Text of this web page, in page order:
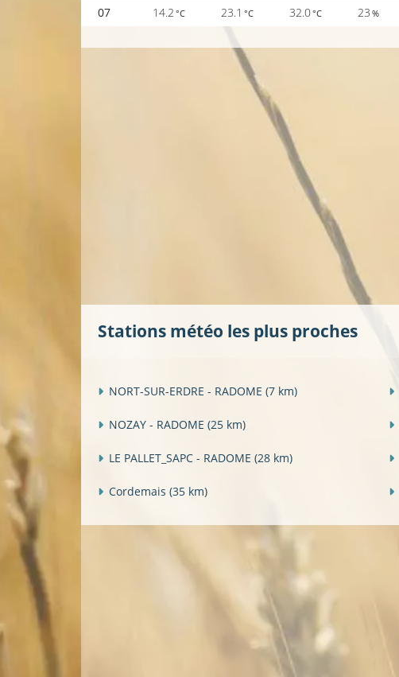
07 14.2 °C 23.1 °C 32.0°C 23 %
Stations météo les plus proches
NORT-SUR-ERDRE - RADOME (7 km)
NOZAY - RADOME (25 km)
LE PALLET_SAPC - RADOME (28 km)
Cordemais (35 km)